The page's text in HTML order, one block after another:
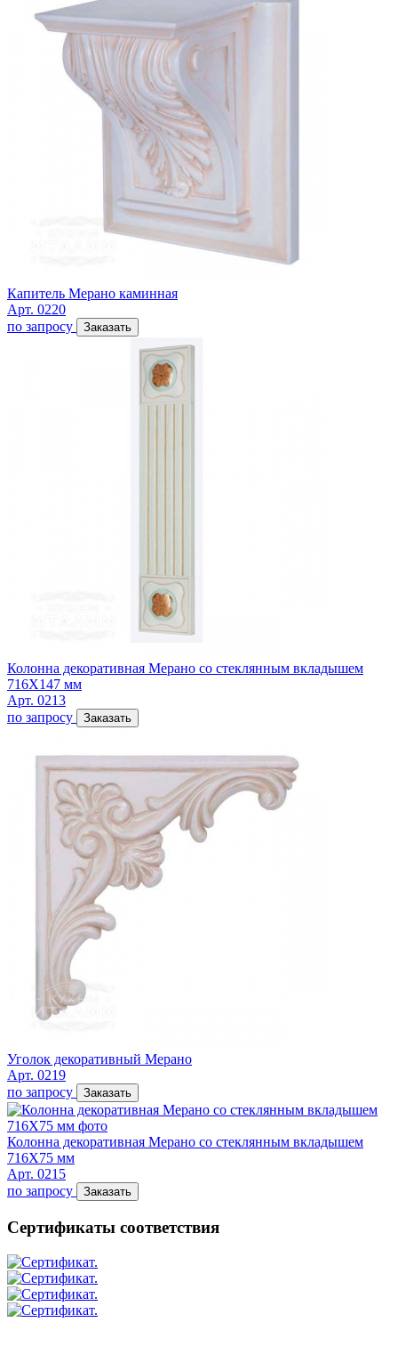
Капитель Мерано каминная
Арт. 0220
по запросу
Заказать
Колонна декоративная Мерано со стеклянным вкладышем
716Х147 мм
Арт. 0213
по запросу
Заказать
Уголок декоративный Мерано
Арт. 0219
по запросу
Заказать
Колонна декоративная Мерано со стеклянным вкладышем
716Х75 мм
Арт. 0215
по запросу
Заказать
Сертификаты соответствия